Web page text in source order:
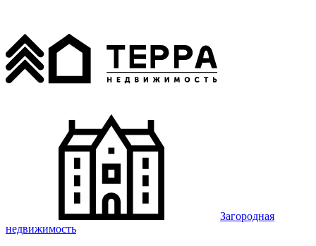
Загородная
недвижимость